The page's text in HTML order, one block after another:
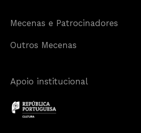
Mecenas e Patrocinadores
Outros Mecenas
Apoio institucional